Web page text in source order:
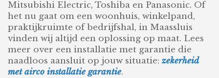
Mitsubishi Electric, Toshiba en Panasonic. Of
het nu gaat om een woonhuis, winkelpand,
praktijkruimte of bedrijfshal, in Maassluis
vinden wij altijd een oplossing op maat. Lees
meer over een installatie met garantie die
naadloos aansluit op jouw situatie:zekerheid
met airco installatie garantie.